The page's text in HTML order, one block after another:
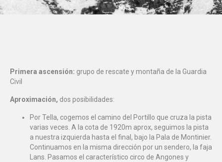
Primera ascensión: grupo de rescate y montaña de la Guardia
Civil
Aproximación, dos posibilidades:
Por Tella, cogemos el camino del Portillo que cruza la pista
varias veces. A la cota de 1920m aprox, seguimos la pista
a nuestra izquierda hasta el final, bajo la Pala de Montinier.
Continuamos en la misma dirección por un sendero, la faja
Lans. Pasamos el característico circo de Angones y